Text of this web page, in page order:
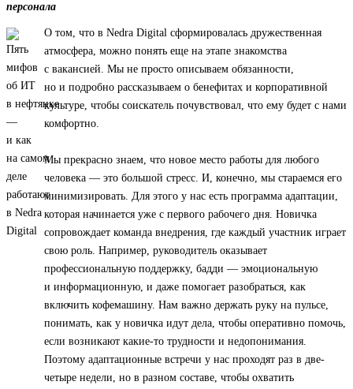
персонала
О том, что в Nedra Digital сформировалась дружественная
атмосфера, можно понять еще на этапе знакомства
с вакансией. Мы не просто описываем обязанности,
но и подробно рассказываем о бенефитах и корпоративной
культуре, чтобы соискатель почувствовал, что ему будет с нами
комфортно.
Мы прекрасно знаем, что новое место работы для любого
человека — это большой стресс. И, конечно, мы стараемся его
минимизировать. Для этого у нас есть программа адаптации,
которая начинается уже с первого рабочего дня. Новичка
сопровождает команда внедрения, где каждый участник играет
свою роль. Например, руководитель оказывает
профессиональную поддержку, бадди — эмоциональную
и информационную, и даже помогает разобраться, как
включить кофемашину. Нам важно держать руку на пульсе,
понимать, как у новичка идут дела, чтобы оперативно помочь,
если возникают какие-то трудности и недопонимания.
Поэтому адаптационные встречи у нас проходят раз в две-
четыре недели, но в разном составе, чтобы охватить